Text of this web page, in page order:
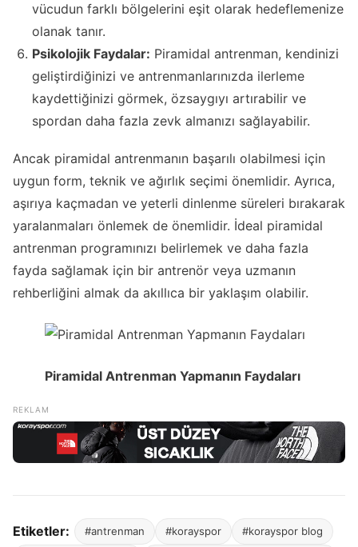
vücudun farklı bölgelerini eşit olarak hedeflemenize
olanak tanır.
Psikolojik Faydalar: Piramidal antrenman, kendinizi
geliştirdiğinizi ve antrenmanlarınızda ilerleme
kaydettiğinizi görmek, özsaygıyı artırabilir ve
spordan daha fazla zevk almanızı sağlayabilir.
Ancak piramidal antrenmanın başarılı olabilmesi için
uygun form, teknik ve ağırlık seçimi önemlidir. Ayrıca,
aşırıya kaçmadan ve yeterli dinlenme süreleri bırakarak
yaralanmaları önlemek de önemlidir. İdeal piramidal
antrenman programınızı belirlemek ve daha fazla
fayda sağlamak için bir antrenör veya uzmanın
rehberliğini almak da akıllıca bir yaklaşım olabilir.
Piramidal Antrenman Yapmanın Faydaları
Etiketler: #antrenman #korayspor #korayspor blog